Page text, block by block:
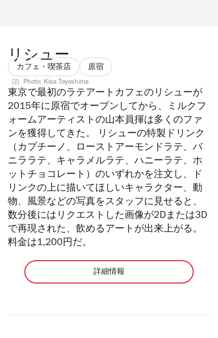
リシュー
カフェ・喫茶店 原宿
Photo: Kisa Toyoshima
東京で最初のラテアートカフェのリシューが
2015年に原宿でオープンしてから、ミルクフ
ォームアーティストの山本員揮は多くのファ
ンを獲得してきた。 リシューの特製ドリンク
（カプチーノ、ローストアーモンドラテ、バ
ニララテ、キャラメルラテ、ハニーラテ、ホ
ットチョコレート）のいずれかを注文し、ド
リンクの上に描いてほしいキャラクター、動
物、風景などの写真をスタッフに見せると、
数分後にはリクエストした画像が2Dまたは3D
で再現された、飲めるアートが出来上がる。
料金は1,200 円だ。
詳細情報